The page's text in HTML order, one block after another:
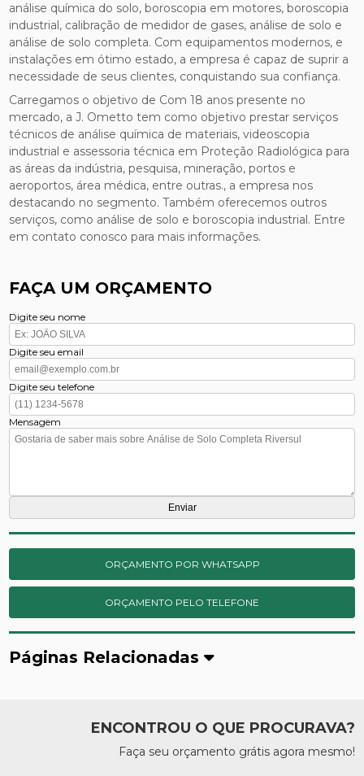
análise química do solo, boroscopia em motores, boroscopia
industrial, calibração de medidor de gases, análise de solo e
análise de solo completa. Com equipamentos modernos, e
instalações em ótimo estado, a empresa é capaz de suprir a
necessidade de seus clientes, conquistando sua confiança.
Carregamos o objetivo de Com 18 anos presente no
mercado, a J. Ometto tem como objetivo prestar serviços
técnicos de análise química de materiais, videoscopia
industrial e assessoria técnica em Proteção Radiológica para
as áreas da indústria, pesquisa, mineração, portos e
aeroportos, área médica, entre outras., a empresa nos
destacando no segmento. Também oferecemos outros
serviços, como análise de solo e boroscopia industrial. Entre
em contato conosco para mais informações.
FAÇA UM ORÇAMENTO
Digite seu nome
Digite seu email
Digite seu telefone
Mensagem
ORÇAMENTO POR WHATSAPP
ORÇAMENTO PELO TELEFONE
Páginas Relacionadas
ENCONTROU O QUE PROCURAVA?
Faça seu orçamento grátis agora mesmo!